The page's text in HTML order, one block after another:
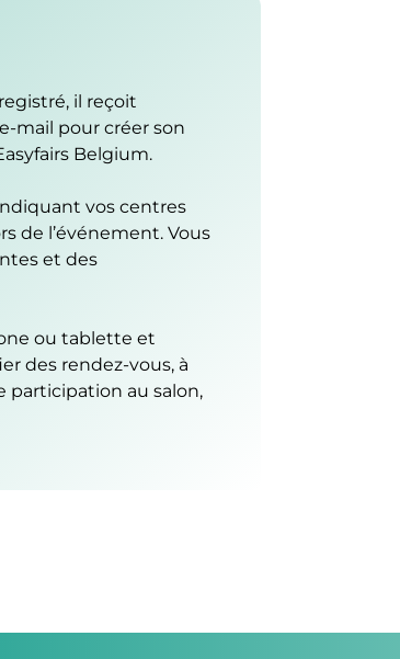
il reçoit
mail pour créer son
Belgium.
vos centres
de l’événement. Vous
et des
ou tablette et
des rendez-vous, à
participation au salon,